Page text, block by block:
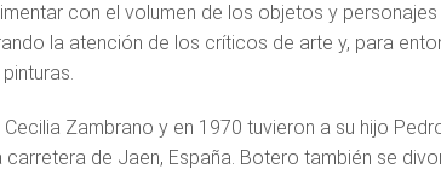
con el volumen de los objetos y personajes
la atención de los críticos de arte y, para
Zambrano y en 1970 tuvieron a su hijo
de Jaen, España. Botero también se